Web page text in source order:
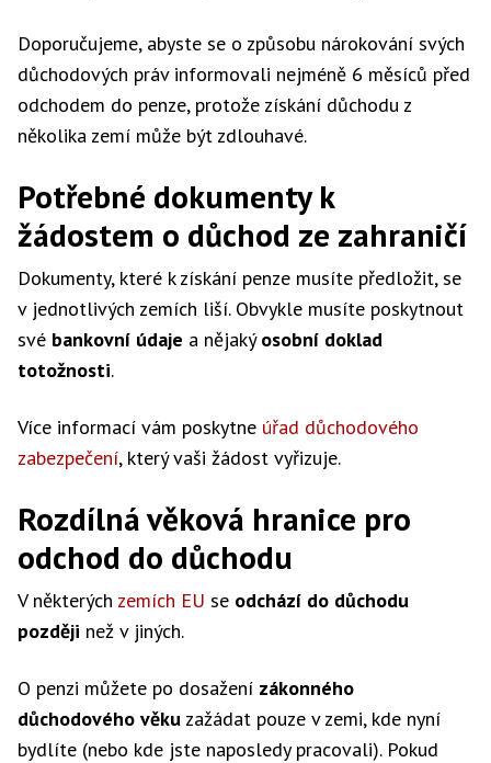
Doporučujeme, abyste se o způsobu nárokování svých
důchodových práv informovali nejméně 6 měsíců před
odchodem do penze, protože získání důchodu z
několika zemí může být zdlouhavé.
Potřebné dokumenty k
žádostem o důchod ze zahraničí
Dokumenty, které k získání penze musíte předložit, se
v jednotlivých zemích liší. Obvykle musíte poskytnout
své bankovní údaje a nějakýosobní doklad
totožnosti.
Více informací vám poskytne úřad důchodového
zabezpečení, který vaši žádost vyřizuje.
Rozdílná věková hranice pro
odchod do důchodu
V některých zemích EU se odchází do důchodu
později než v jiných.
O penzi můžete po dosažení zákonného
důchodového věku zažádat pouze v zemi, kde nyní
bydlíte (nebo kde jste naposledy pracovali). Pokud